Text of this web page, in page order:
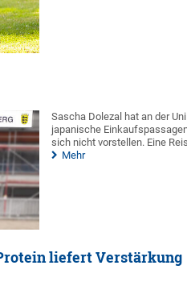
Sascha Dolezal hat an der
japanische
sich nicht vorstellen. Eine
Mehr
liefert Verstärkung